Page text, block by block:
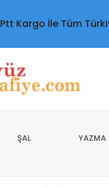
Ptt Kargo İle Tüm
ŞAL YAZMA